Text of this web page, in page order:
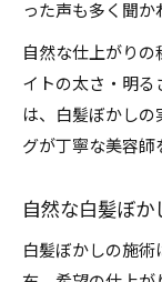
った声も多く聞か
自然な仕上がり
イトの太さ・明る
は、白髪ぼかし
グが丁寧な美容師
自然な白髪ぼ
白髪ぼかしの施